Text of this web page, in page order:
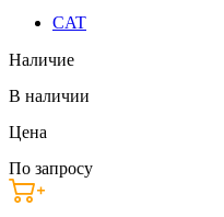
CAT
Наличие
В наличии
Цена
По запросу